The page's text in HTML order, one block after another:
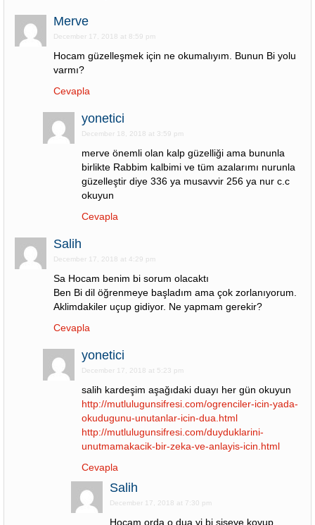
Merve
December 17, 2018 at 8:59 pm
Hocam güzelleşmek için ne okumalıyım. Bunun Bi yolu
varmı?
Cevapla
yonetici
December 18, 2018 at 3:59 pm
merve önemli olan kalp güzelliği ama bununla
birlikte Rabbim kalbimi ve tüm azalarımı nurunla
güzelleştir diye 336 ya musavvir 256 ya nur c.c
okuyun
Cevapla
Salih
December 17, 2018 at 4:29 pm
Sa Hocam benim bi sorum olacaktı
Ben Bi dil öğrenmeye başladım ama çok zorlanıyorum.
Aklimdakiler uçup gidiyor. Ne yapmam gerekir?
Cevapla
yonetici
December 17, 2018 at 5:23 pm
salih kardeşim aşağıdaki duayı her gün okuyun
http://mutlulugunsifresi.com/ogrenciler-icin-yada-
okudugunu-unutanlar-icin-dua.html
http://mutlulugunsifresi.com/duyduklarini-
unutmamakacik-bir-zeka-ve-anlayis-icin.html
Cevapla
Salih
December 17, 2018 at 7:30 pm
Hocam orda o dua yi bi şişeye koyup